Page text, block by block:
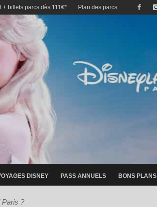
+ billets parcs dès 111€* Plan des parcs
DISNEY PASS ANNUELS BONS PLANS
Paris ?